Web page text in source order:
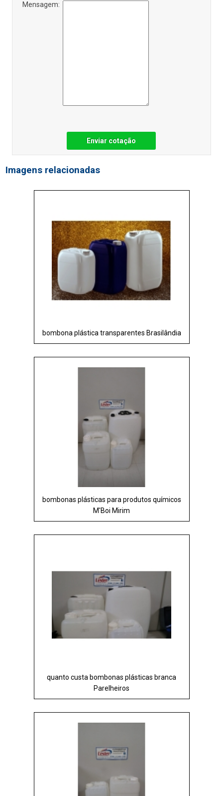
Mensagem:
Enviar cotação
Imagens relacionadas
bombona plástica transparentes Brasilândia
bombonas plásticas para produtos químicos
M'Boi Mirim
quanto custa bombonas plásticas branca
Parelheiros